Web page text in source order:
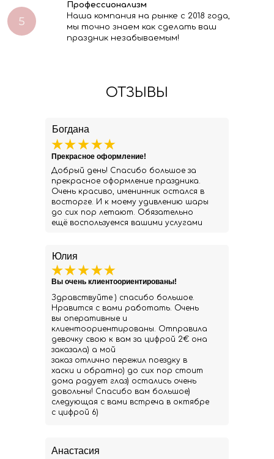
Профессионализм
Наша компания на рынке с 2018 года,
мы точно знаем как сделать ваш
праздник незабываемым!
ОТЗЫВЫ
Юлия
Здравствуйте ) спасибо большое.
Нравится с вами работать. Очень
вы оперативные и
клиентоориентированы. Отправила
девочку свою к вам за цифрой 2€ она
заказала) а мой
заказ отлично пережил поездку в
хаски и обратно) до сих пор стоит
дома радует глаз) остались очень
довольны! Спасибо вам большое)
следующая с вами встреча в октябре
с цифрой 6)
Вы очень клиентоориентированы!
Анастасия
Богдана
Добрый день! Спасибо большое за
прекрасное оформление праздника.
Очень красиво, именинник остался в
восторге. И к моему удивлению шары
до сих пор летают. Обязательно
ещё воспользуемся вашими услугами
Прекрасное оформление!